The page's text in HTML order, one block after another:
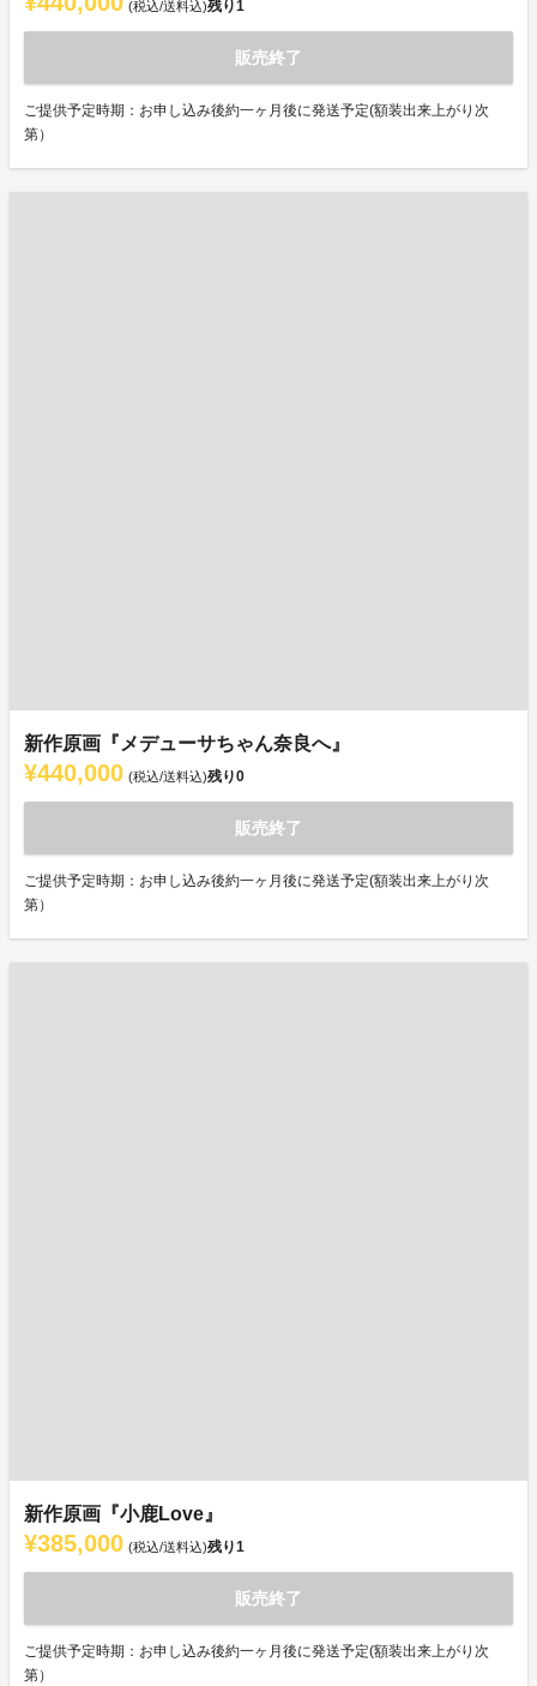
(税込/送料込)残り1
販売終了
ご提供予定時期：お申し込み後約一ヶ月後に発送予定(額装出来上がり次
第）
新作原画『メデューサちゃん奈良へ』
¥440,000 (税込/送料込)残り0
販売終了
ご提供予定時期：お申し込み後約一ヶ月後に発送予定(額装出来上がり次
第）
新作原画『小鹿Love』
¥385,000 (税込/送料込)残り1
販売終了
ご提供予定時期：お申し込み後約一ヶ月後に発送予定(額装出来上がり次
第）